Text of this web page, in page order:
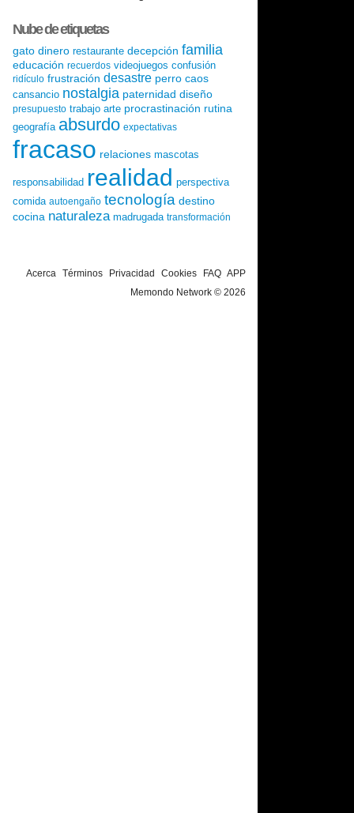
Nube de etiquetas
gato dinero restaurante decepción familia
educación recuerdos videojuegos confusión
ridículo frustración desastre perro caos
cansancio nostalgia paternidad diseño
presupuesto trabajo arte procrastinación rutina
geografía absurdo expectativas
fracaso relaciones mascotas
responsabilidad realidad perspectiva
comida autoengaño tecnología destino
cocina naturaleza madrugada transformación
Acerca Términos Privacidad Cookies FAQ APP
Memondo Network © 2026